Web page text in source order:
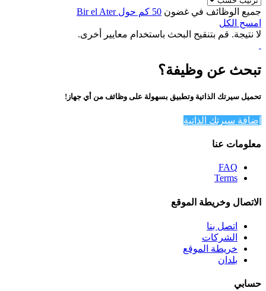
جميع الوظائف في غضون 50 كم حول Bir el Ater
امسح الكل
لا نتيجة. قم بتنقيح البحث باستخدام معايير أخرى.
تبحث عن وظيفة؟
تحميل سيرتك الذاتية وتطبيق بسهولة على وظائف من أي جهاز!
إضافة سيرتك الذاتية
معلومات عنا
FAQ
Terms
الاتصال وخريطة الموقع
اتصل بنا
الشركات
خريطة الموقع
بلدان
حسابي